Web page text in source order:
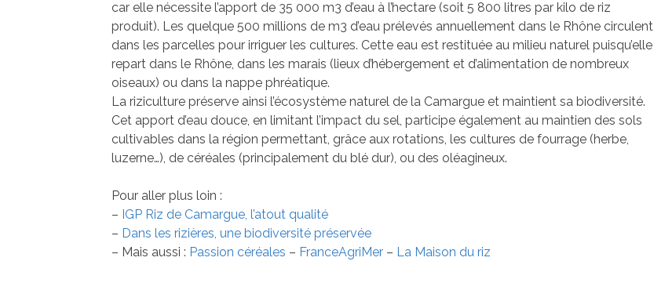
car elle nécessite l’apport de 35 000 m3 d’eau à l’hectare (soit 5 800 litres par kilo de riz
produit). Les quelque 500 millions de m3 d’eau prélevés annuellement dans le Rhône circulent
dans les parcelles pour irriguer les cultures. Cette eau est restituée au milieu naturel puisqu’elle
repart dans le Rhône, dans les marais (lieux d’hébergement et d’alimentation de nombreux
oiseaux) ou dans la nappe phréatique.
La riziculture préserve ainsi l’écosystème naturel de la Camargue et maintient sa biodiversité.
Cet apport d’eau douce, en limitant l’impact du sel, participe également au maintien des sols
cultivables dans la région permettant, grâce aux rotations, les cultures de fourrage (herbe,
luzerne…), de céréales (principalement du blé dur), ou des oléagineux.
Pour aller plus loin :
– IGP Riz de Camargue, l’atout qualité
– Dans les rizières, une biodiversité préservée
– Mais aussi : Passion céréales – FranceAgriMer – La Maison du riz